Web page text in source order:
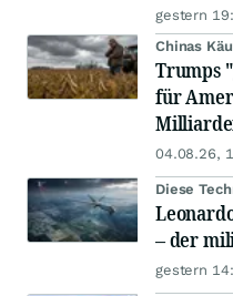
gestern
Chinas
Trumps
für
04.08.26,
Diese
– der
gestern